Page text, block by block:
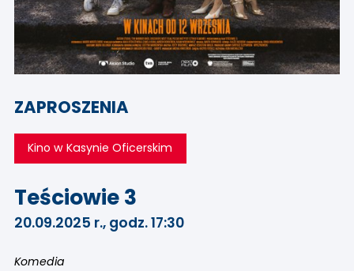
ZAPROSZENIA
Kino w Kasynie Oficerskim
Teściowie 3
20.09.2025 r., godz. 17:30
Komedia